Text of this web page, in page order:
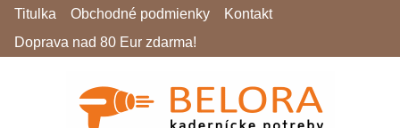
Titulka Obchodné podmienky
Kontakt
Doprava nad 80 Eur zdarma!